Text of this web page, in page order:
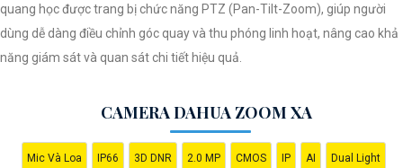
quang học được trang bị chức năng PTZ (Pan-Tilt-Zoom), giúp người
dùng dễ dàng điều chỉnh góc quay và thu phóng linh hoạt, nâng cao khả
năng giám sát và quan sát chi tiết hiệu quả.
CAMERA DAHUA ZOOM XA
Mic Và Loa IP66 3D DNR 2.0 MP CMOS IP AI Dual Light